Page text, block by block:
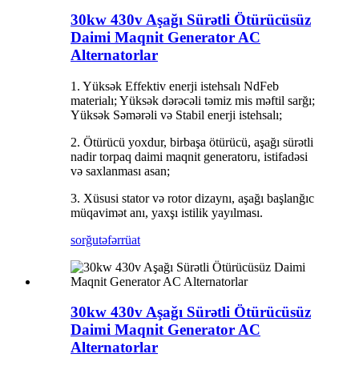
30kw 430v Aşağı Sürətli Ötürücüsüz
Daimi Maqnit Generator AC
Alternatorlar
1. Yüksək Effektiv enerji istehsalı NdFeb
materialı; Yüksək dərəcəli təmiz mis məftil sarğı;
Yüksək Səmərəli və Stabil enerji istehsalı;
2. Ötürücü yoxdur, birbaşa ötürücü, aşağı sürətli
nadir torpaq daimi maqnit generatoru, istifadəsi
və saxlanması asan;
3. Xüsusi stator və rotor dizaynı, aşağı başlanğıc
müqavimət anı, yaxşı istilik yayılması.
sorğutəfərrüat
30kw 430v Aşağı Sürətli Ötürücüsüz
Daimi Maqnit Generator AC
Alternatorlar